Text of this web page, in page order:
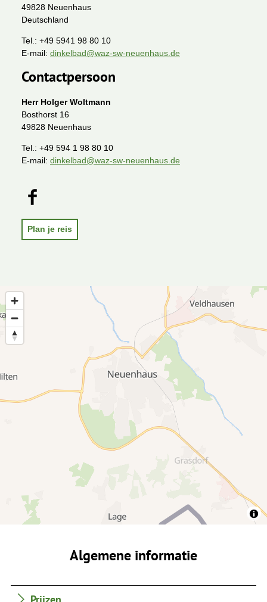
49828 Neuenhaus
Deutschland
Tel.: +49 5941 98 80 10
E-mail: dinkelbad@waz-sw-neuenhaus.de
Contactpersoon
Herr Holger Woltmann
Bosthorst 16
49828 Neuenhaus
Tel.: +49 594 1 98 80 10
E-mail: dinkelbad@waz-sw-neuenhaus.de
F
c
e
b
Plan je reis
Algemene informatie
Prijzen